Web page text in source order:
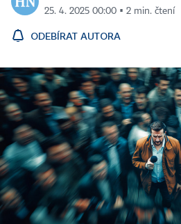
25. 4. 2025 00:00 ▪ 2 min. čtení
ODEBÍRAT AUTORA